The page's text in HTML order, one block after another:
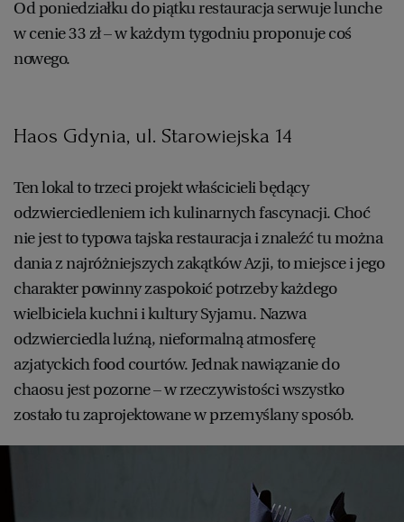
Od poniedziałku do piątku restauracja serwuje lunche
w cenie 33 zł – w każdym tygodniu proponuje coś
nowego.
Haos Gdynia, ul. Starowiejska 14
Ten lokal to trzeci projekt właścicieli będący
odzwierciedleniem ich kulinarnych fascynacji. Choć
nie jest to typowa tajska restauracja i znaleźć tu można
dania z najróżniejszych zakątków Azji, to miejsce i jego
charakter powinny zaspokoić potrzeby każdego
wielbiciela kuchni i kultury Syjamu. Nazwa
odzwierciedla luźną, nieformalną atmosferę
azjatyckich food courtów. Jednak nawiązanie do
chaosu jest pozorne – w rzeczywistości wszystko
zostało tu zaprojektowane w przemyślany sposób.